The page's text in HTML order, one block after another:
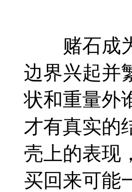
赌石成为
边界兴起并
状和重量外
才有真实的
壳上的表现
买回来可能